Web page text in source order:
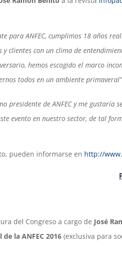
para ANFEC, cumplimos 18 años
y clientes con un clima de
hemos escogido el marco
todos en un ambiente
presidente de ANFEC y me
evento en nuestro sector, de tal
pueden informarse en http://
del Congreso a cargo de José
la ANFEC 2016 (exclusiva para